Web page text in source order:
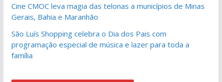
Cine CMOC leva magia das telonas a municípios de Minas
Gerais, Bahia e Maranhão
São Luís Shopping celebra o Dia dos Pais com
programação especial de música e lazer para toda a
família